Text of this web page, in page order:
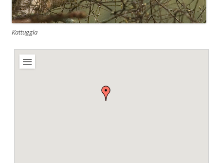
Kattuggla